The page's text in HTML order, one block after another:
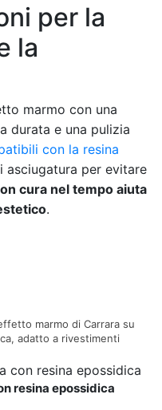
per la
la
marmo con una
durata e una pulizia
con la resina
asciugatura per evitare
cura nel tempo aiuta
.
marmo di Carrara su
adatto a rivestimenti
resina epossidica